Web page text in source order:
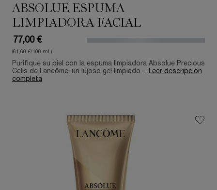
ABSOLUE ESPUMA
LIMPIADORA FACIAL
77,00 €
(61,60 €/100 ml.)
Purifique su piel con la espuma limpiadora Absolue Precious
Cells de Lancôme, un lujoso gel limpiado ... Leer descripción
completa